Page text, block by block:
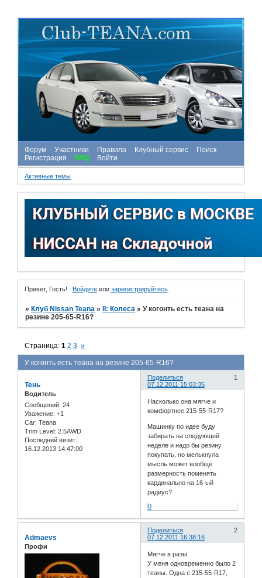
Форум Участники Правила Клубный сервис
Поиск
Регистрация
FAQ Войти
Активные темы
Привет, Гость! Войдитеили зарегистрируйтесь.
» Клуб Nissan Teana » II: Колеса »У когонть есть теана на
резине 205-65-R16?
У когонть есть теана на резине 205-65-R16?
Страница:1 2 3 »
Поделиться
1
07.12.2011 15:03:35
Тень
Водитель
Сообщений: 24
Уважение: +1
Car: Teana
Trim Level: 2.5AWD
Последний визит:
16.12.2013 14:47:00
Насколько она мягче и
комфортнее 215-55-R17?
Машинку по идее буду
забирать на следующей
неделе и надо бы резину
покупать, но мелькнула
мысль может вообще
размерность поменять
кардинально на 16-ый
радиус?
0
Поделиться
2
07.12.2011 16:38:16
Admaevs
Профи
Мягче в разы.
У меня одновременно было 2
теаны. Одна с 215-55-R17,